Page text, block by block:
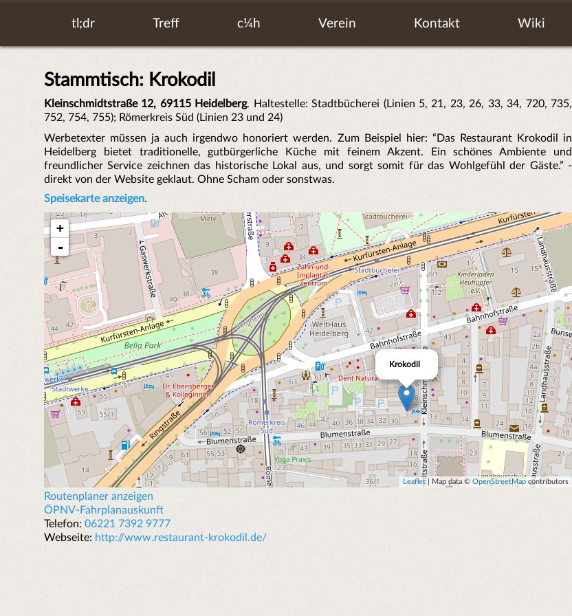
tl;dr Treff c¼h Verein Kontakt Wiki
Stammtisch: Krokodil
Kleinschmidtstraße 12, 69115 Heidelberg. Haltestelle: Stadtbücherei (Linien 5, 21, 23, 26, 33, 34, 720, 735,
752, 754, 755); Römerkreis Süd (Linien 23 und 24)
Werbetexter müssen ja auch irgendwo honoriert werden. Zum Beispiel hier: “Das Restaurant Krokodil in
Heidelberg bietet traditionelle, gutbürgerliche Küche mit feinem Akzent. Ein schönes Ambiente und
freundlicher Service zeichnen das historische Lokal aus, und sorgt somit für das Wohlgefühl der Gäste.” -
direkt von der Website geklaut. Ohne Scham oder sonstwas.
Speisekarte anzeigen.
Krokodil
+
-
Leaflet| Map data © OpenStreetMap contributors
Routenplaner anzeigen
ÖPNV-Fahrplanauskunft
Telefon: 06221 7392 9777
Webseite: http://www.restaurant-krokodil.de/